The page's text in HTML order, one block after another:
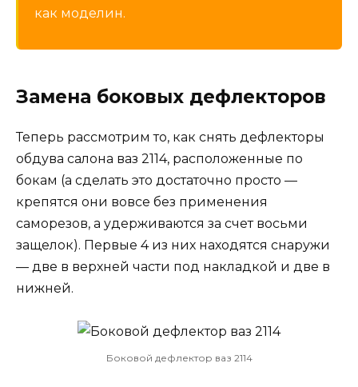
как моделин.
Замена боковых дефлекторов
Теперь рассмотрим то, как снять дефлекторы
обдува салона ваз 2114, расположенные по
бокам (а сделать это достаточно просто —
крепятся они вовсе без применения
саморезов, а удерживаются за счет восьми
защелок). Первые 4 из них находятся снаружи
— две в верхней части под накладкой и две в
нижней.
Боковой дефлектор ваз 2114